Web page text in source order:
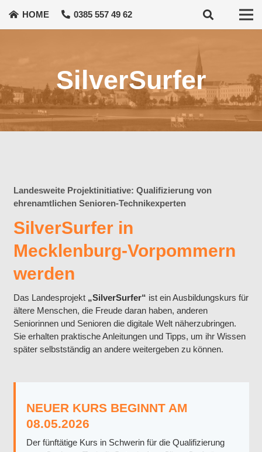
HOME 0385 557 49 62
SilverSurfer
Landesweite Projektinitiative: Qualifizierung von
ehrenamtlichen Senioren-Technikexperten
SilverSurfer in
Mecklenburg-Vorpommern
werden
Das Landesprojekt „SilverSurfer“ ist ein Ausbildungskurs für
ältere Menschen, die Freude daran haben, anderen
Seniorinnen und Senioren die digitale Welt näherzubringen.
Sie erhalten praktische Anleitungen und Tipps, um ihr Wissen
später selbstständig an andere weitergeben zu können.
NEUER KURS BEGINNT AM
08.05.2026
Der fünftätige Kurs in Schwerin für die Qualifizierung